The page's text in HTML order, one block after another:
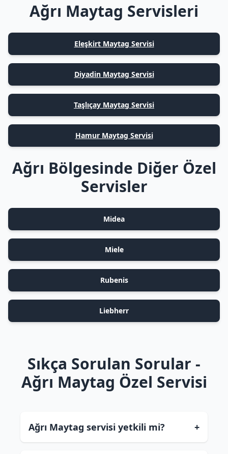
Ağrı Maytag Servisleri
Eleşkirt Maytag Servisi
Diyadin Maytag Servisi
Taşlıçay Maytag Servisi
Hamur Maytag Servisi
Ağrı Bölgesinde Diğer Özel
Servisler
Midea
Miele
Rubenis
Liebherr
Sıkça Sorulan Sorular -
Ağrı Maytag Özel Servisi
Ağrı Maytag servisi yetkili mi? +